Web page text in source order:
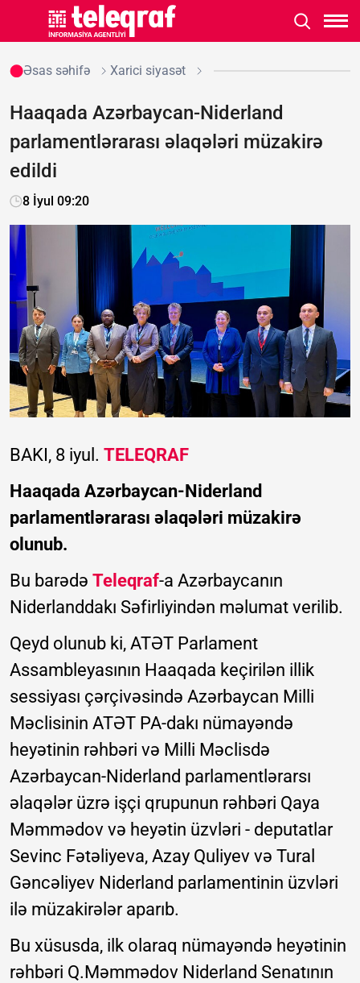
Əsas səhifə Xarici siyasət
Haaqada Azərbaycan-Niderland
parlamentlərarası əlaqələri müzakirə
edildi
8 İyul 09:20
BAKI, 8 iyul. TELEQRAF
Haaqada Azərbaycan-Niderland
parlamentlərarası əlaqələri müzakirə
olunub.
Bu barədə Teleqraf-a Azərbaycanın
Niderlanddakı Səfirliyindən məlumat verilib.
Qeyd olunub ki, ATƏT Parlament
Assambleyasının Haaqada keçirilən illik
sessiyası çərçivəsində Azərbaycan Milli
Məclisinin ATƏT PA-dakı nümayəndə
heyətinin rəhbəri və Milli Məclisdə
Azərbaycan-Niderland parlamentlərarsı
əlaqələr üzrə işçi qrupunun rəhbəri Qaya
Məmmədov və heyətin üzvləri - deputatlar
Sevinc Fətəliyeva, Azay Quliyev və Tural
Gəncəliyev Niderland parlamentinin üzvləri
ilə müzakirələr aparıb.
Bu xüsusda, ilk olaraq nümayəndə heyətinin
rəhbəri Q.Məmmədov Niderland Senatının